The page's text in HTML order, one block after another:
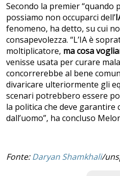
Secondo la premier “quando
possiamo non occuparci dell’
fenomeno, ha detto, su cui
consapevolezza. “L’IA è
moltiplicatore, ma cosa
venisse usata per curare
concorrerebbe al bene
divaricare ulteriormente gli
scenari potrebbero essere
la politica che deve garantire
dall’uomo”, ha concluso
Fonte:Daryan Shamkhali/